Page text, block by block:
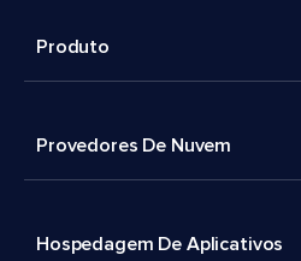
Produto
Provedores De Nuvem
Hospedagem De Aplicativos